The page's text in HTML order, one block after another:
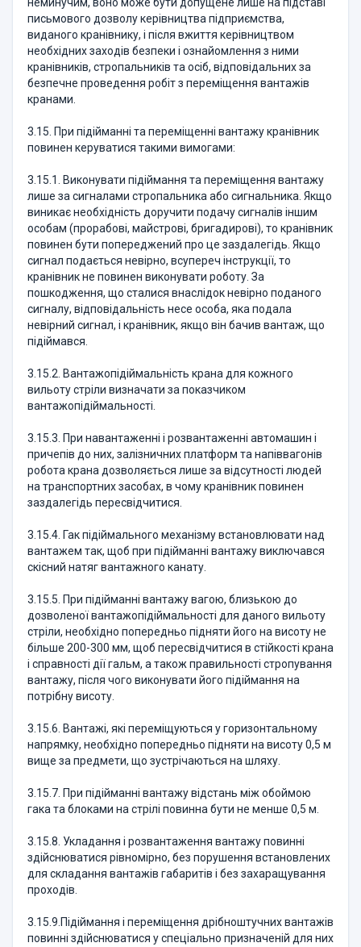
письмового дозволу керівництва підприємства,
виданого кранівнику, і після вжиття керівництвом
необхідних заходів безпеки і ознайомлення з ними
кранівників, стропальників та осіб, відповідальних за
безпечне проведення робіт з переміщення вантажів
кранами.
3.15. При підійманні та переміщенні вантажу кранівник
повинен керуватися такими вимогами:
3.15.1. Виконувати підіймання та переміщення вантажу
лише за сигналами стропальника або сигнальника. Якщо
виникає необхідність доручити подачу сигналів іншим
особам (прорабові, майстрові, бригадирові), то кранівник
повинен бути попереджений про це заздалегідь. Якщо
сигнал подається невірно, всупереч інструкції, то
кранівник не повинен виконувати роботу. За
пошкодження, що сталися внаслідок невірно поданого
сигналу, відповідальність несе особа, яка подала
невірний сигнал, і кранівник, якщо він бачив вантаж, що
підіймався.
3.15.2. Вантажопідіймальність крана для кожного
вильоту стріли визначати за показчиком
вантажопідіймальності.
3.15.3. При навантаженні і розвантаженні автомашин і
причепів до них, залізничних платформ та напіввагонів
робота крана дозволяється лише за відсутності людей
на транспортних засобах, в чому кранівник повинен
заздалегідь пересвідчитися.
3.15.4. Гак підіймального механізму встановлювати над
вантажем так, щоб при підійманні вантажу виключався
скісний натяг вантажного канату.
3.15.5. При підійманні вантажу вагою, близькою до
дозволеної вантажопідіймальності для даного вильоту
стріли, необхідно попередньо підняти його на висоту не
більше 200-300 мм, щоб пересвідчитися в стійкості крана
і справності дії гальм, а також правильності стропування
вантажу, після чого виконувати його підіймання на
потрібну висоту.
3.15.6. Вантажі, які переміщуються у горизонтальному
напрямку, необхідно попередньо підняти на висоту 0,5 м
вище за предмети, що зустрічаються на шляху.
3.15.7. При підійманні вантажу відстань між обоймою
гака та блоками на стрілі повинна бути не менше 0,5 м.
3.15.8. Укладання і розвантаження вантажу повинні
здійснюватися рівномірно, без порушення встановлених
для складання вантажів габаритів і без захаращування
проходів.
3.15.9.Підіймання і переміщення дрібноштучних вантажів
повинні здійснюватися у спеціально призначеній для них